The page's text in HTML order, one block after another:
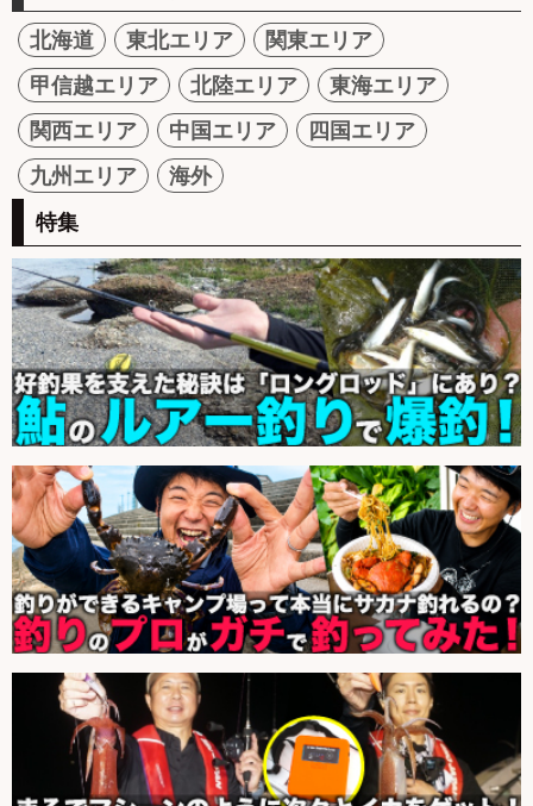
北海道 東北エリア
関東エリア
甲信越エリア
北陸エリア
東海エリア
関西エリア
中国エリア
四国エリア
九州エリア
海外
特集